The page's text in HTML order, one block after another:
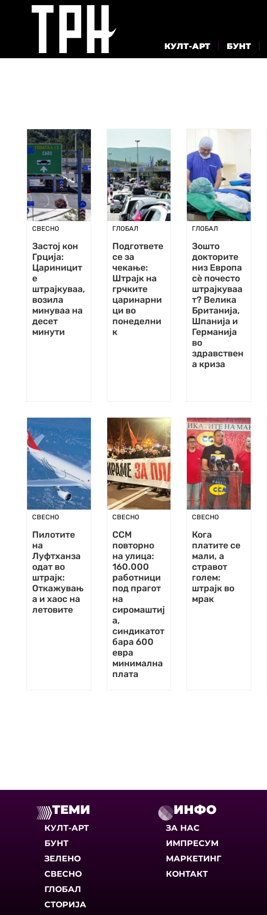
КУЛТ-АРТ БУНТ
СВЕСНО
Застој кон
Грција:
Цариницит
е
штрајкуваа,
возила
минуваа на
десет
минути
ГЛОБАЛ
Подгответе
се за
чекање:
Штрајк на
грчките
царинарни
ци во
понеделни
к
ГЛОБАЛ
Зошто
докторите
низ Европа
сè почесто
штрајкуваа
т? Велика
Британија,
Шпанија и
Германија
во
здравствен
а криза
СВЕСНО
Пилотите
на
Луфтханза
одат во
штрајк:
Откажувањ
а и хаос на
летовите
СВЕСНО
ССМ
повторно
на улица:
160.000
работници
под прагот
на
сиромаштиј
а,
синдикатот
бара 600
евра
минимална
плата
СВЕСНО
Кога
платите се
мали, а
стравот
голем:
штрајк во
мрак
ТЕМИ
КУЛТ-АРТ
БУНТ
ЗЕЛЕНО
СВЕСНО
ГЛОБАЛ
СТОРИЈА
ИНФО
ЗА НАС
ИМПРЕСУМ
МАРКЕТИНГ
КОНТАКТ